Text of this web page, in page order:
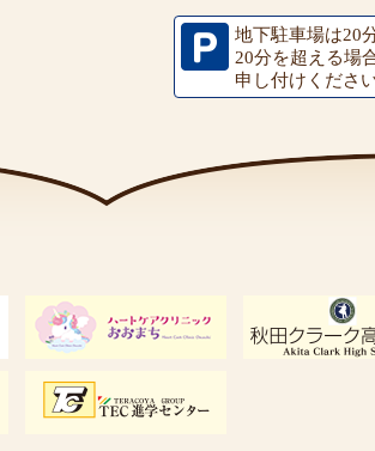
地下駐車場は20
20分を超える場
申し付けくださ